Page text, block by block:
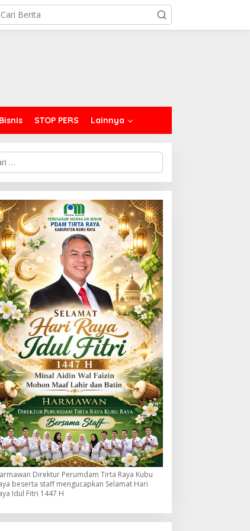
STOP PERS Lainnya
Direktur Perumdam Tirta Raya Kubu
beserta staff mengucapkan Selamat Hari
Idul Fitri 1447 H